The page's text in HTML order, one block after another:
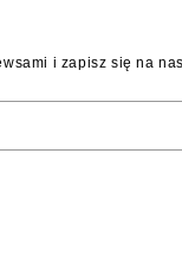
i zapisz się na